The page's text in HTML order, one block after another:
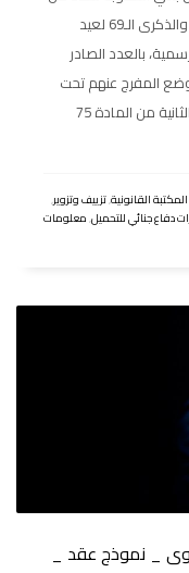
المحكوم عليهم، بمناسبة ذكرى ثورة 25 يناير والذكرى الـ69 لعيد
بالعدد الصادر
يوم الأحد الموافق ٢٤ يناير لعام ٢٠٢١ يوضع المفرج عنهم تحت
مراقبة الشرطة لمدة 5 سنوات، طبقًا للفقرة الثانية من المادة 75
المكتبة القانونية,تزييف وتزوير,
دفاع جنائي للتحميل,معلومات
دعوى _ نموذج عقد _